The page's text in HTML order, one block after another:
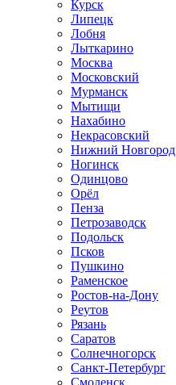
Курск
Липецк
Лобня
Лыткарино
Москва
Московский
Мурманск
Мытищи
Нахабино
Некрасовский
Нижний Новгород
Ногинск
Одинцово
Орёл
Пенза
Петрозаводск
Подольск
Псков
Пушкино
Раменское
Ростов-на-Дону
Реутов
Рязань
Саратов
Солнечногорск
Санкт-Петербург
Смоленск